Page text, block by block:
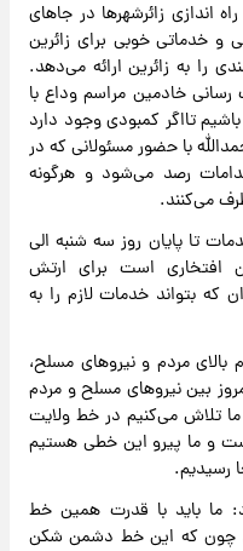
اندازی زائرشهرها در جاهای
و خدماتی خوبی برای زائرین
را به زائرین ارائه می‌دهد.
رسانی خادمین مراسم وداع با
تااگر کمبودی وجود دارد
با حضور مسئولانی که در
رصد می‌شود و هرگونه
می‌کنند.
تا پایان روز سه شنبه الی
افتخاری است برای ارتش
که بتواند خدمات لازم را به
بالای مردم و نیروهای مسلح،
بین نیروهای مسلح و مردم
تلاش می‌کنیم در خط ولایت
و ما پیرو این خطی هستیم
رسیدیم.
ما باید با قدرت همین خط
چون که این خط دشمن شکن